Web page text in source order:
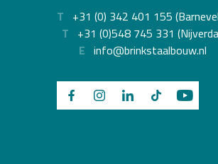
T +31 (0) 342 401 155
T +31 (0)548 745 331
E info@brinkstaalbouw.nl